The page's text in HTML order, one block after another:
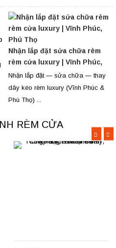
Nhận lắp đặt sửa chữa rèm
rèm cửa luxury | Vĩnh Phúc,
Phú Thọ
Nhận lắp đặt — sửa chữa — thay
dây kéo rèm luxury (Vĩnh Phúc &
Phú Thọ) ...
RÈM CỬA